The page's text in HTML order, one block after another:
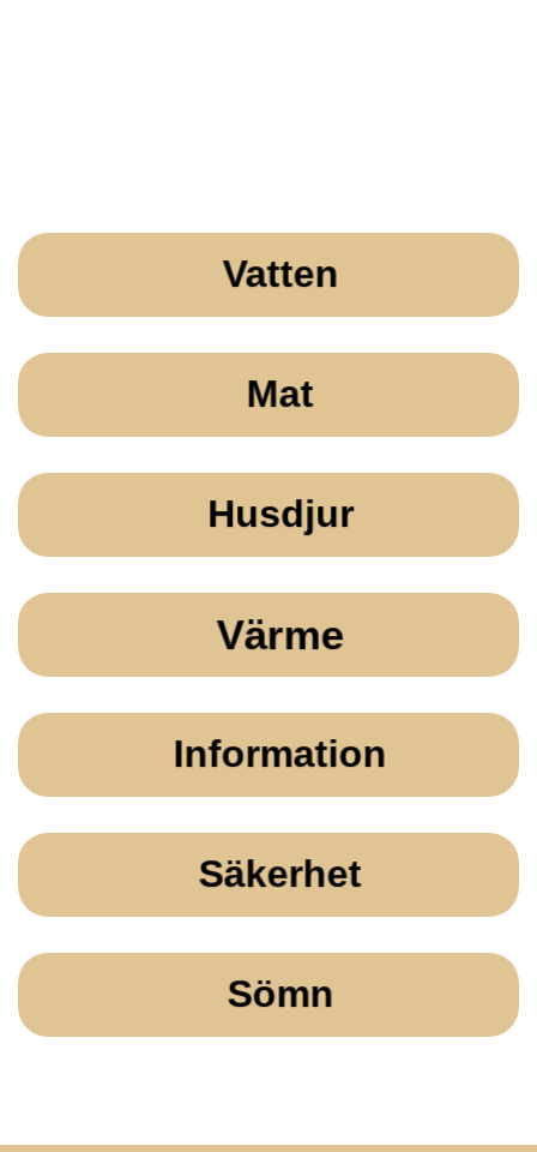
Vatten
Mat
Husdjur
Värme
Information
Säkerhet
Sömn